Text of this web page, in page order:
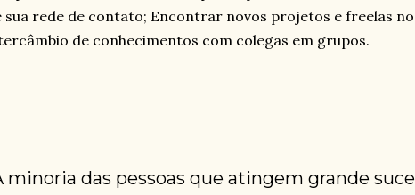
sua rede de contato; Encontrar novos projetos e freelas
de conhecimentos com colegas em grupos.
minoria das pessoas que atingem grande